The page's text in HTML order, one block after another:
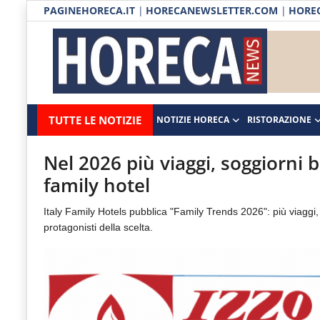
PAGINEHORECA.IT | HORECANEWSLETTER.COM |
Horecanews.it
-
Notizie
Horeca
Il
portale
del
del
TUTTE LE NOTIZIE NOTIZIE HORECA RISTORAZIONE
Notizie HORECA
Ristorazione
Ospitalità
Distribuzione
Prodotti | Dispensa Horeca
RUBRICHE
Nel 2026 più viaggi, soggiorni
family hotel
Italy Family Hotels pubblica "Family Trends 2026": più
protagonisti della scelta.